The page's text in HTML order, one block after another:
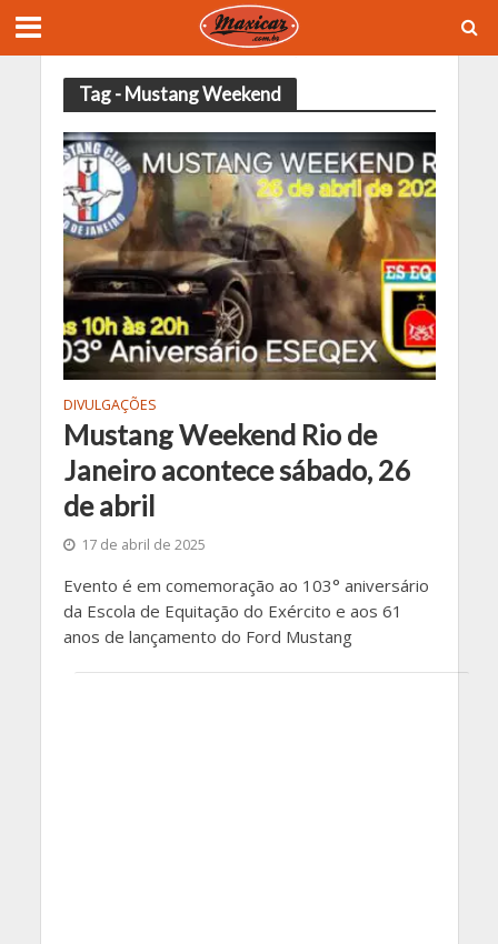
Tag - Mustang Weekend
DIVULGAÇÕES
Mustang Weekend Rio de
Janeiro acontece sábado, 26
de abril
17 de abril de 2025
Evento é em comemoração ao 103° aniversário
da Escola de Equitação do Exército e aos 61
anos de lançamento do Ford Mustang